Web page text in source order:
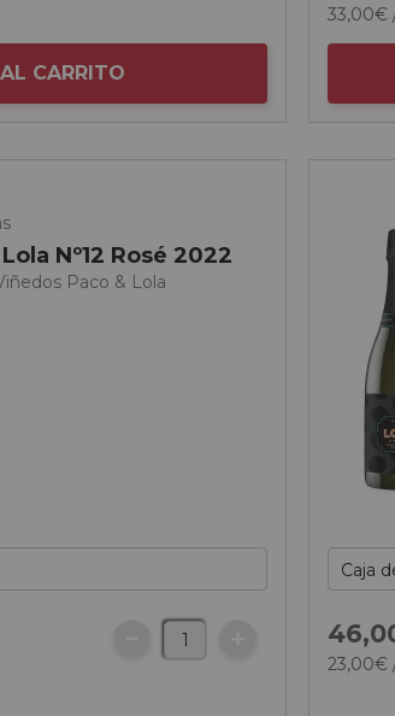
CARRITO
33,00€
Nº12 Rosé 2022
Paco & Lola
46,
23,00€